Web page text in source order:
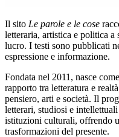
Il sito Le parole e le cose
letteraria, artistica e politica
lucro. I testi sono pubblicati
espressione e informazione.
Fondata nel 2011, nasce
rapporto tra letteratura e
pensiero, arti e società. Il
letterari, studiosi e
istituzioni culturali, offrendo
trasformazioni del presente.